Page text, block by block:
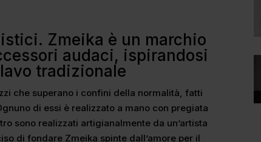
Zmeika è un marchio
audaci, ispirandosi
tradizionale
che superano i confini della normalità, fatti
di essi è realizzato a mano con pregiata
sono realizzati artigianalmente da un’artista
di fondare Zmeika spinte dall’amore per il